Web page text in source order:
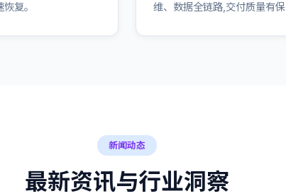
复。
维、数据全链路,交付质量有
新闻动态
最新资讯与行业洞察